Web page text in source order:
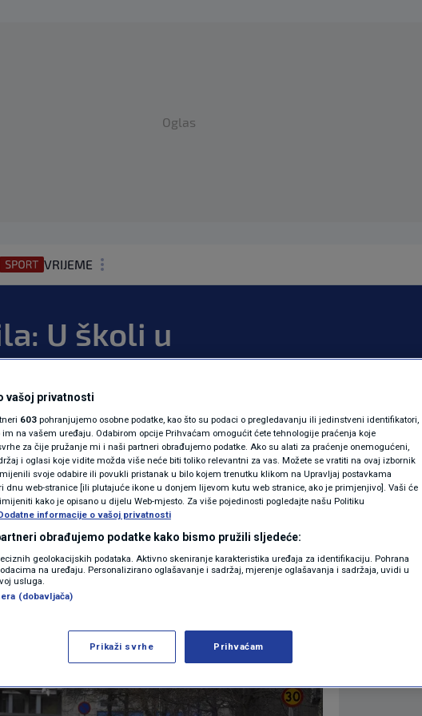
Oglas
VRIJEME
REGIJA
MAGAZIN
KOLUMNE
N1(DIS)INFO
KLIMATSKE PROMJENE
FOTO
VIDEO
U školi u
najmanje 10
i napadač
14:08 20:05 SVIJET 0 komentara
Više
vašoj privatnosti
603 pohranjujemo osobne podatke, kao što su podaci o pregledavanju ili jedinstveni identifikatori,
na vašem uređaju. Odabirom opcije Prihvaćam omogućit ćete tehnologije praćenja koje
za čije pružanje mi i naši partneri obrađujemo podatke. Ako su alati za praćenje onemogućeni,
i oglasi koje vidite možda više neće biti toliko relevantni za vas. Možete se vratiti na ovaj izbornik
svoje odabire ili povukli pristanak u bilo kojem trenutku klikom na Upravljaj postavkama
dnu web-stranice [ili plutajuće ikone u donjem lijevom kutu web stranice, ako je primjenjivo]. Vaši će
kako je opisano u dijelu Web-mjesto. Za više pojedinosti pogledajte našu Politiku
informacije o vašoj privatnosti
obrađujemo podatke kako bismo pružili sljedeće:
geolokacijskih podataka. Aktivno skeniranje karakteristika uređaja za identifikaciju. Pohrana
na uređaju. Personalizirano oglašavanje i sadržaj, mjerenje oglašavanja i sadržaja, uvidi u
usluga.
(dobavljača)
Prikaži svrhe Prihvaćam